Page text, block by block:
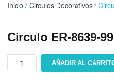
Inicio / Circulos Decorativos /
Circulo ER-8639-99
Circulo
AÑADIR AL